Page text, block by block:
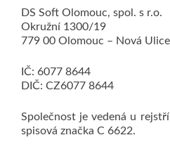
DS Soft Olomouc, spol. s r.o.
Okružní 1300/19
779 00 Olomouc – Nová Ulice
IČ: 6077 8644
DIČ: CZ6077 8644
Společnost je vedená u
spisová značka C 6622.